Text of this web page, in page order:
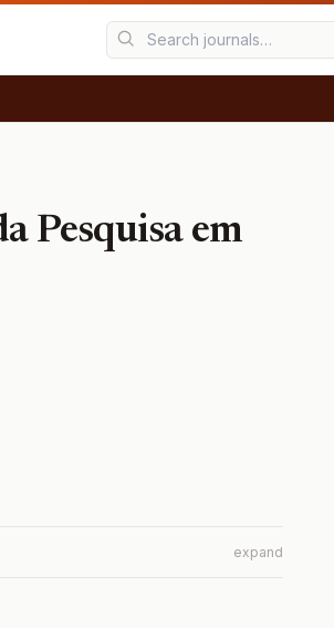
Pesquisa em
expand